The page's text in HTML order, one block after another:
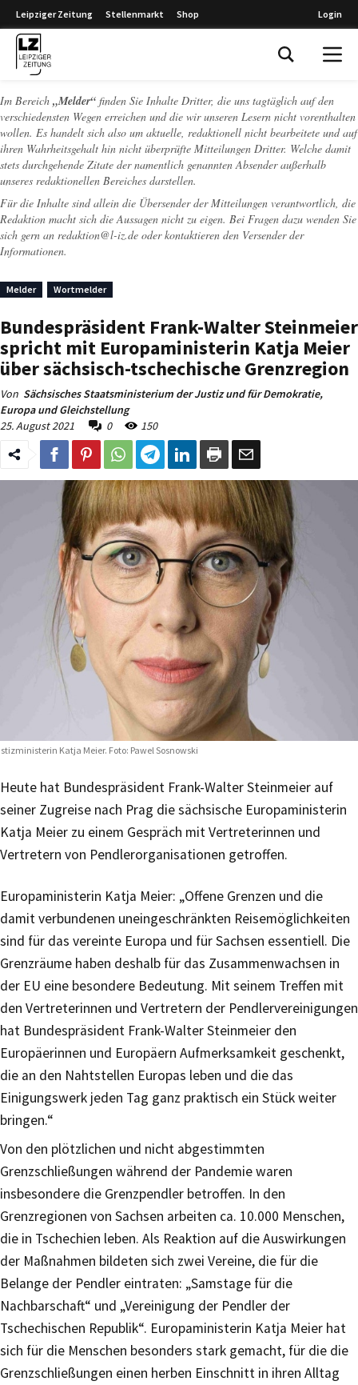
Leipziger Zeitung Stellenmarkt Shop Login
Im Bereich „Melder“ finden Sie Inhalte Dritter, die uns tagtäglich auf den
verschiedensten Wegen erreichen und die wir unseren Lesern nicht vorenthalten
wollen. Es handelt sich also um aktuelle, redaktionell nicht bearbeitete und auf
ihren Wahrheitsgehalt hin nicht überprüfte Mitteilungen Dritter. Welche damit
stets durchgehende Zitate der namentlich genannten Absender außerhalb
unseres redaktionellen Bereiches darstellen.
Für die Inhalte sind allein die Übersender der Mitteilungen verantwortlich, die
Redaktion macht sich die Aussagen nicht zu eigen. Bei Fragen dazu wenden Sie
sich gern an redaktion@l-iz.de oder kontaktieren den Versender der
Informationen.
Melder Wortmelder
Bundespräsident Frank-Walter Steinmeier
spricht mit Europaministerin Katja Meier
über sächsisch-tschechische Grenzregion
Von Sächsisches Staatsministerium der Justiz und für Demokratie,
Europa und Gleichstellung
25. August 2021
0 150
Katja Meier. Foto: Pawel Sosnowski
Heute hat Bundespräsident Frank-Walter Steinmeier auf
seiner Zugreise nach Prag die sächsische Europaministerin
Katja Meier zu einem Gespräch mit Vertreterinnen und
Vertretern von Pendlerorganisationen getroffen.
Europaministerin Katja Meier: „Offene Grenzen und die
damit verbundenen uneingeschränkten Reisemöglichkeiten
sind für das vereinte Europa und für Sachsen essentiell. Die
Grenzräume haben deshalb für das Zusammenwachsen in
der EU eine besondere Bedeutung. Mit seinem Treffen mit
den Vertreterinnen und Vertretern der Pendlervereinigungen
hat Bundespräsident Frank-Walter Steinmeier den
Europäerinnen und Europäern Aufmerksamkeit geschenkt,
die an den Nahtstellen Europas leben und die das
Einigungswerk jeden Tag ganz praktisch ein Stück weiter
bringen.“
Von den plötzlichen und nicht abgestimmten
Grenzschließungen während der Pandemie waren
insbesondere die Grenzpendler betroffen. In den
Grenzregionen von Sachsen arbeiten ca. 10.000 Menschen,
die in Tschechien leben. Als Reaktion auf die Auswirkungen
der Maßnahmen bildeten sich zwei Vereine, die für die
Belange der Pendler eintraten: „Samstage für die
Nachbarschaft“ und „Vereinigung der Pendler der
Tschechischen Republik“. Europaministerin Katja Meier hat
sich für die Menschen besonders stark gemacht, für die die
Grenzschließungen einen herben Einschnitt in ihren Alltag